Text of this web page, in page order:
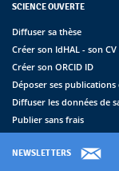
SCIENCE OUVERTE
Diffuser sa thèse
Créer son IdHAL - son CV
Créer son ORCID ID
Déposer ses publications
Diffuser les données de
Publier sans frais
NEWSLETTERS